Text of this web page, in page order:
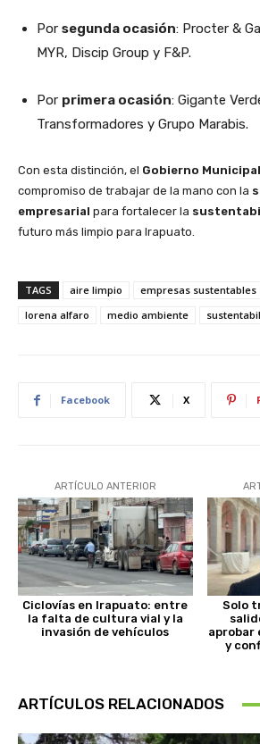
Por segunda ocasión: Procter &
MYR, Discip Group y F&P.
Por primera ocasión: Gigante
Transformadores y Grupo Marabis.
Con esta distinción, el Gobierno Municipal
compromiso de trabajar de la mano con la
empresarial para fortalecer la
futuro más limpio para Irapuato.
TAGS aire limpio empresas sustentables
lorena alfaro
medio ambiente
Facebook X
ARTÍCULO ANTERIOR
Ciclovías en Irapuato: entre
la falta de cultura vial y la
invasión de vehículos
Solo
aprobar
y
ARTÍCULOS RELACIONADOS